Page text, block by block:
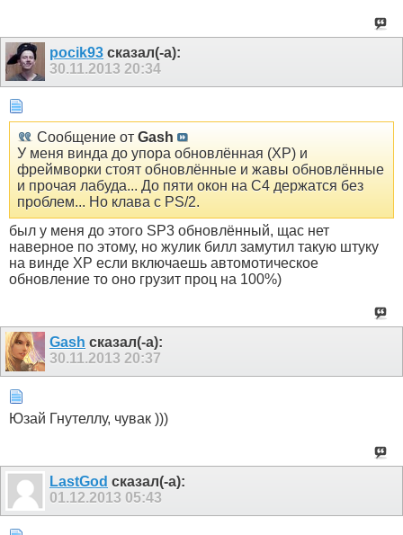
pocik93 сказал(-а):
30.11.2013 20:34
Сообщение от Gash
У меня винда до упора обновлённая (ХР) и
фреймворки стоят обновлённые и жавы обновлённые
и прочая лабуда... До пяти окон на С4 держатся без
проблем... Но клава с PS/2.
был у меня до этого SP3 обновлённый, щас нет
наверное по этому, но жулик билл замутил такую штуку
на винде ХР если включаешь автомотическое
обновление то оно грузит проц на 100%)
Gash сказал(-а):
30.11.2013 20:37
Юзай Гнутеллу, чувак )))
LastGod сказал(-а):
01.12.2013 05:43